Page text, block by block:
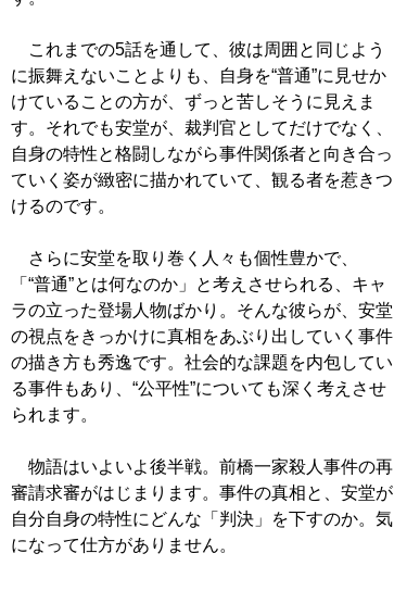
これまでの5話を通して、彼は周囲と同じよう
に振舞えないことよりも、自身を“普通”に見せか
けていることの方が、ずっと苦しそうに見えま
す。それでも安堂が、裁判官としてだけでなく、
自身の特性と格闘しながら事件関係者と向き合っ
ていく姿が緻密に描かれていて、観る者を惹きつ
けるのです。
さらに安堂を取り巻く人々も個性豊かで、
「“普通”とは何なのか」と考えさせられる、キャ
ラの立った登場人物ばかり。そんな彼らが、安堂
の視点をきっかけに真相をあぶり出していく事件
の描き方も秀逸です。社会的な課題を内包してい
る事件もあり、“公平性”についても深く考えさせ
られます。
物語はいよいよ後半戦。前橋一家殺人事件の再
審請求審がはじまります。事件の真相と、安堂が
自分自身の特性にどんな「判決」を下すのか。気
になって仕方がありません。